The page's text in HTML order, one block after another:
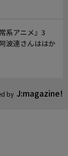
by J:magazine!
系アニメ』3
波連さんははか